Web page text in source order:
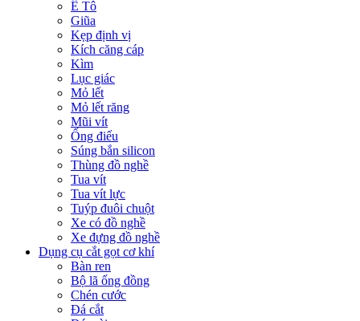
Ê Tô
Giũa
Kẹp định vị
Kích căng cáp
Kìm
Lục giác
Mỏ lết
Mỏ lết răng
Mũi vít
Ống điếu
Súng bắn silicon
Thùng đồ nghề
Tua vít
Tua vít lực
Tuýp đuôi chuột
Xe có đồ nghề
Xe đựng đồ nghề
Dụng cụ cắt gọt cơ khí
Bàn ren
Bộ lã ống đồng
Chén cước
Đá cắt